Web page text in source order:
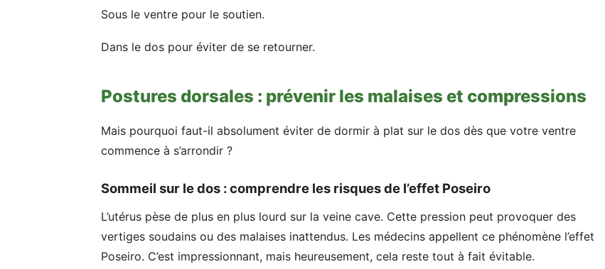
Sous le ventre pour le soutien.
Dans le dos pour éviter de se retourner.
Postures dorsales : prévenir les malaises et compressions
Mais pourquoi faut-il absolument éviter de dormir à plat sur le dos dès que votre ventre
commence à s’arrondir ?
Sommeil sur le dos : comprendre les risques de l’effet Poseiro
L’utérus pèse de plus en plus lourd sur la veine cave. Cette pression peut provoquer des
vertiges soudains ou des malaises inattendus. Les médecins appellent ce phénomène l’effet
Poseiro. C’est impressionnant, mais heureusement, cela reste tout à fait évitable.